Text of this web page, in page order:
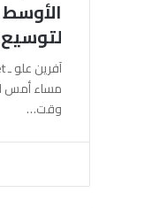
الأوسط
لتوسيع
مساء أمس
وقت…